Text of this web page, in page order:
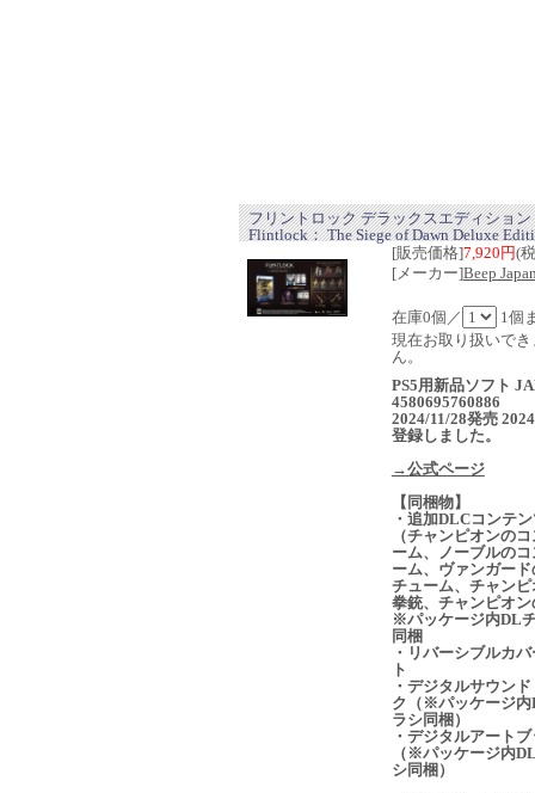
フリントロック デラックスエディション
Flintlock： The Siege of Dawn Deluxe
[販売価格]7,920円(
[メーカー]Beep
在庫0個／
1個
現在お取り扱いでき
ん。
PS5用新品ソフト
4580695760886
2024/11/28発売
登録しました。
→公式ページ
【同梱物】
・追加DLCコンテ
（チャンピオンの
ーム、ノーブルの
ーム、ヴァンガー
チューム、チャンピ
拳銃、チャンピオン
※パッケージ内DL
同梱
・リバーシブルカ
ト
・デジタルサウン
ク（※パッケージ内
ラシ同梱）
・デジタルアート
（※パッケージ内
シ同梱）